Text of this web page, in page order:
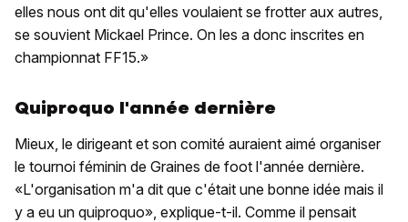
elles nous ont dit qu'elles voulaient se frotter aux autres,
se souvient Mickael Prince. On les a donc inscrites en
championnat FF15.»
Quiproquo l'année dernière
Mieux, le dirigeant et son comité auraient aimé organiser
le tournoi féminin de Graines de foot l'année dernière.
«L'organisation m'a dit que c'était une bonne idée mais il
y a eu un quiproquo», explique-t-il. Comme il pensait